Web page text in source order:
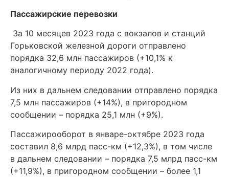
Пассажирские перевозки
За 10 месяцев 2023 года с вокзалов и станций
Горьковской железной дороги отправлено
порядка 32,6 млн пассажиров (+10,1% к
аналогичному периоду 2022 года).
Из них в дальнем следовании отправлено порядка
7,5 млн пассажиров (+14%), в пригородном
сообщении – порядка 25,1 млн (+9%).
Пассажирооборот в январе-октябре 2023 года
составил 8,6 млрд пасс-км (+12,3%), в том числе
в дальнем следовании – порядка 7,5 млрд пасс-км
(+11,9%), в пригородном сообщении – более 1,1